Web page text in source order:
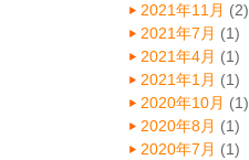
2021年11月 (2)
2021年7月 (1)
2021年4月 (1)
2021年1月 (1)
2020年10月 (1)
2020年8月 (1)
2020年7月 (1)